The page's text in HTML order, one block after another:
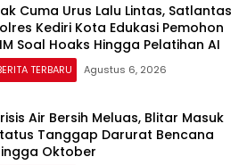
Cuma Urus Lalu Lintas, Satlantas
Kediri Kota Edukasi Pemohon
Soal Hoaks Hingga Pelatihan AI
TERBARU Agustus 6, 2026
Air Bersih Meluas, Blitar Masuk
Tanggap Darurat Bencana
Oktober